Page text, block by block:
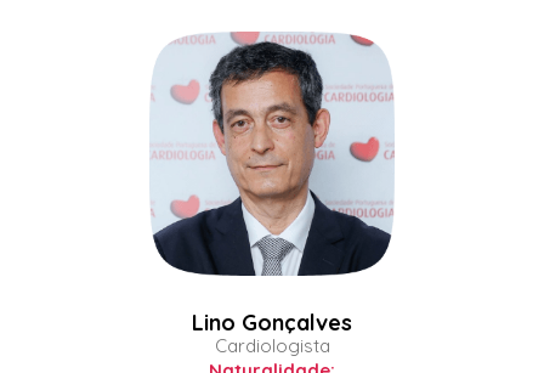
Lino Gonçalves
Cardiologista